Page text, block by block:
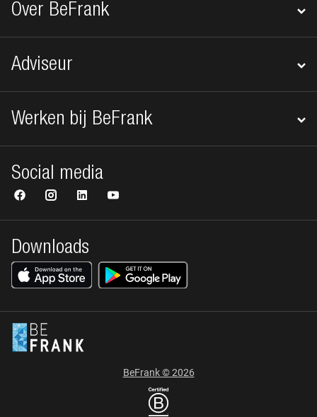
Over BeFrank
Adviseur
Werken bij BeFrank
Downloads
Social media
BeFrank © 2026